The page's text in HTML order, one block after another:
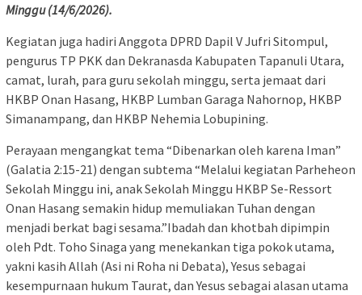
Minggu (14/6/2026).
Kegiatan juga hadiri Anggota DPRD Dapil V Jufri Sitompul,
pengurus TP PKK dan Dekranasda Kabupaten Tapanuli Utara,
camat, lurah, para guru sekolah minggu, serta jemaat dari
HKBP Onan Hasang, HKBP Lumban Garaga Nahornop, HKBP
Simanampang, dan HKBP Nehemia Lobupining.
Perayaan mengangkat tema “Dibenarkan oleh karena Iman”
(Galatia 2:15-21) dengan subtema “Melalui kegiatan Parheheon
Sekolah Minggu ini, anak Sekolah Minggu HKBP Se-Ressort
Onan Hasang semakin hidup memuliakan Tuhan dengan
menjadi berkat bagi sesama.”Ibadah dan khotbah dipimpin
oleh Pdt. Toho Sinaga yang menekankan tiga pokok utama,
yakni kasih Allah (Asi ni Roha ni Debata), Yesus sebagai
kesempurnaan hukum Taurat, dan Yesus sebagai alasan utama